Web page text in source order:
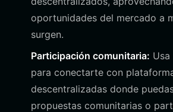
oportunidades del mercado a
surgen.
Participación comunitaria:
para conectarte con
descentralizadas donde
propuestas comunitarias o